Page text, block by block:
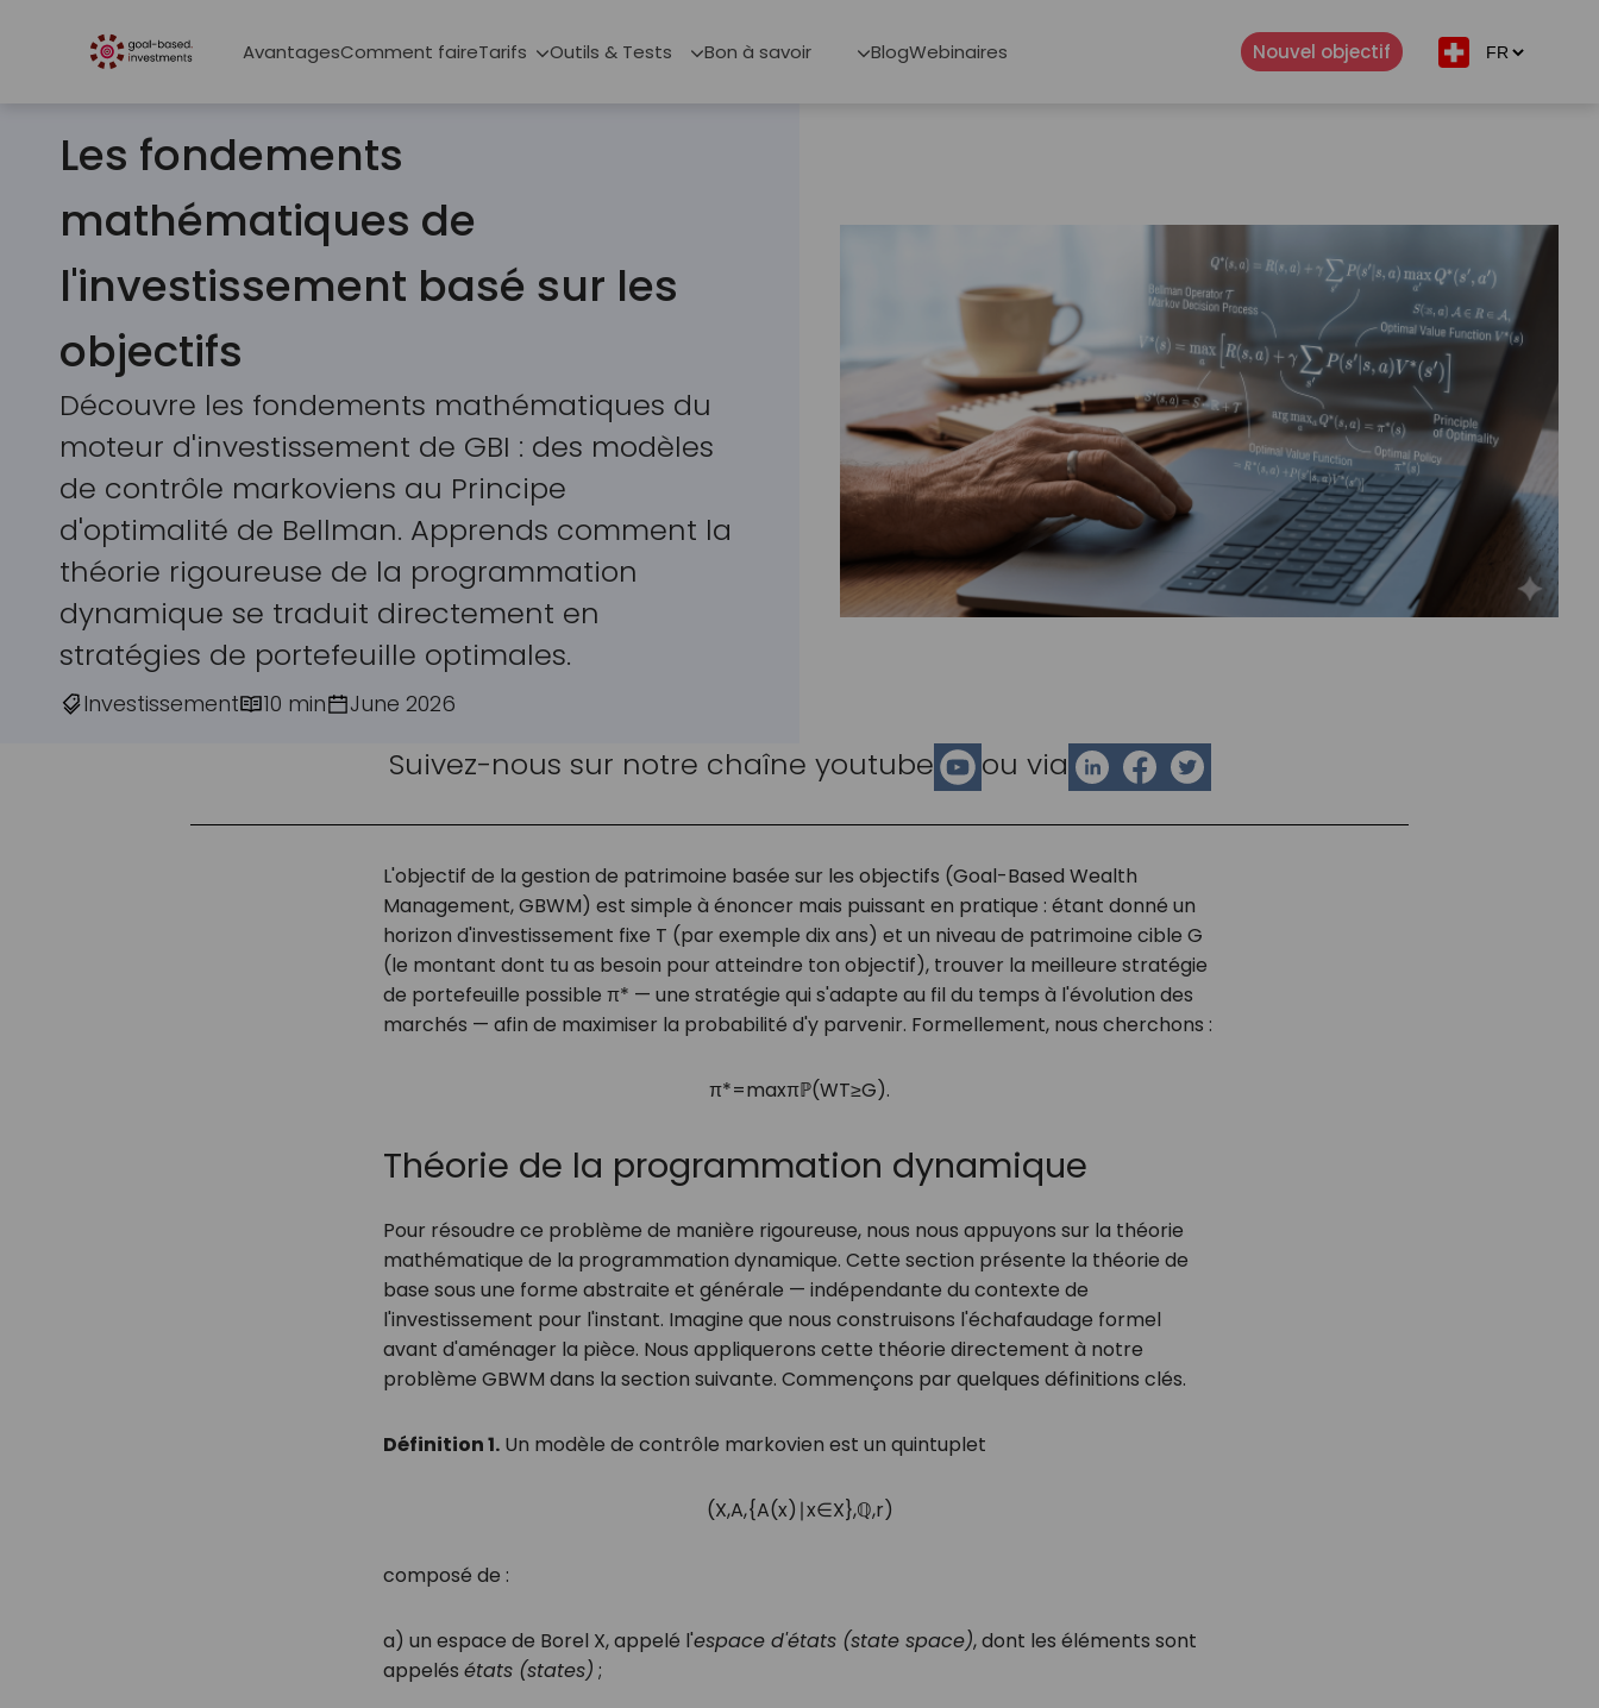
AvantagesComment faireTarifs Outils & Tests Bon à savoir BlogWebinaires Nouvel objectif
Les fondements
mathématiques de
l'investissement basé sur les
objectifs
Découvre les fondements mathématiques du
moteur d'investissement de GBI : des modèles
de contrôle markoviens au Principe
d'optimalité de Bellman. Apprends comment la
théorie rigoureuse de la programmation
dynamique se traduit directement en
stratégies de portefeuille optimales.
Investissement 10 min June 2026
Suivez-nous sur notre chaîne youtube ou via
L'objectif de la gestion de patrimoine basée sur les objectifs (Goal-Based Wealth
Management, GBWM) est simple à énoncer mais puissant en pratique : étant donné un
horizon d'investissement fixe T (par exemple dix ans) et un niveau de patrimoine cible G
(le montant dont tu as besoin pour atteindre ton objectif), trouver la meilleure stratégie
de portefeuille possible π* — une stratégie qui s'adapte au fil du temps à l'évolution des
marchés — afin de maximiser la probabilité d'y parvenir. Formellement, nous cherchons :
π*=maxπℙ(WT≥G).
Théorie de la programmation dynamique
Pour résoudre ce problème de manière rigoureuse, nous nous appuyons sur la théorie
mathématique de la programmation dynamique. Cette section présente la théorie de
base sous une forme abstraite et générale — indépendante du contexte de
l'investissement pour l'instant. Imagine que nous construisons l'échafaudage formel
avant d'aménager la pièce. Nous appliquerons cette théorie directement à notre
problème GBWM dans la section suivante. Commençons par quelques définitions clés.
Définition 1. Un modèle de contrôle markovien est un quintuplet
(X,A,{A(x) ∣x∈X},ℚ,r)
composé de :
a) un espace de Borel X, appelé l'espace d'états (state space), dont les éléments sont
appelés états (states) ;